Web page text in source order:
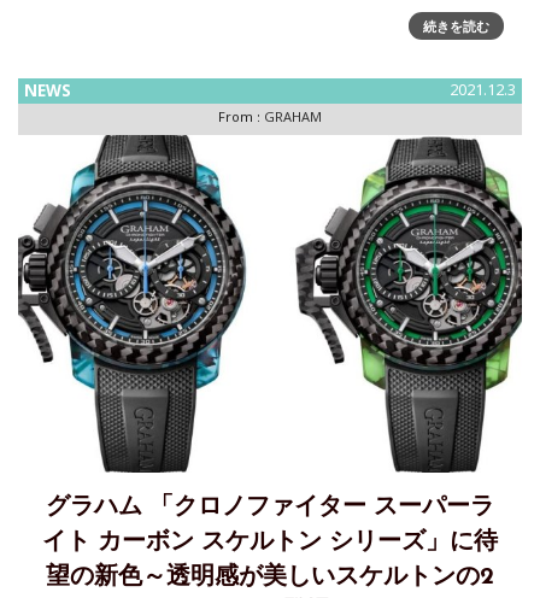
ホテル日航ビルホワイトアベニュー内にてGRAHAM（グラハ
ム）日本最大級の展開スペースを誇る”PrimaCasa（プリマ カ
続きを読む
NEWS 2021.12.3
From : GRAHAM
グラハム 「クロノファイター スーパーラ
イト カーボン スケルトン シリーズ」に待
望の新色～透明感が美しいスケルトンの2